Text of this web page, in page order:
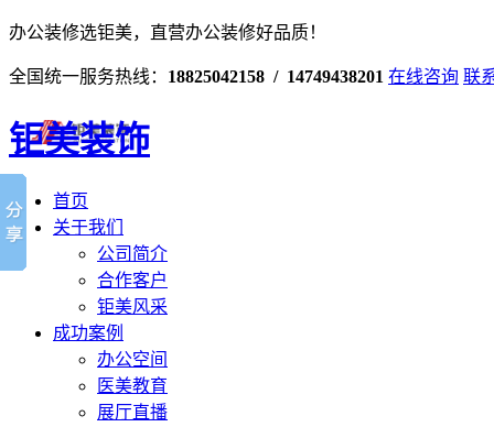
办公装修选钜美，直营办公装修好品质！
全国统一服务热线： 18825042158 / 14749438201 在线咨询 联
钜美装饰
首页
关于我们
公司简介
合作客户
钜美风采
成功案例
办公空间
医美教育
展厅直播